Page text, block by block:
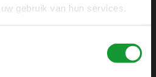
gebruik van hun services.
6 42 52 32 80